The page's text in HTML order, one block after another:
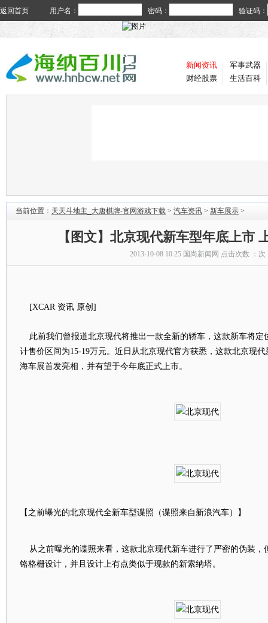
返回首页 用户名： 密码： 验证码：
新闻资讯
财经股票
军事武器
生活百科
当前位置： 天天斗地主_大唐棋牌-官网游戏下载 > 汽车资讯 > 新车展示 >
【图文】北京现代新车型年底上市
2013-10-08 10:25 国尚新闻网 点击次数 ： 次
[XCAR 资讯 原创]
此前我们曾报道北京现代将推出一款全新的轿车，这款新车将定
计售价区间为15-19万元。近日从北京现代官方获悉，这款北京现
海车展首发亮相，并有望于今年底正式上市。
【之前曝光的北京现代全新车型谍照（谍照来自新浪汽车）】
从之前曝光的谍照来看，这款北京现代新车进行了严密的伪装，
铬格栅设计，并且设计上有点类似于现款的新索纳塔。